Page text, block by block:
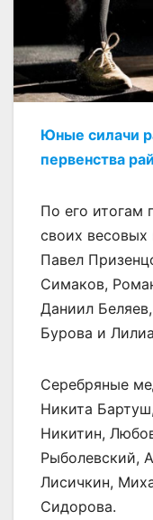
Юные силачи
первенства
По его итогам
своих весовых
Павел
Симаков,
Даниил
Бурова и
Серебряные
Никита
Никитин,
Рыболевский,
Лисичкин,
Сидорова.